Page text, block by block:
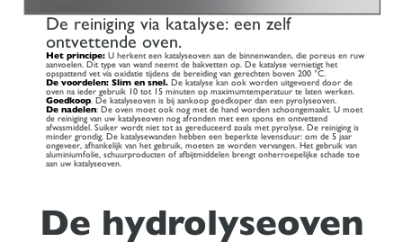
De reiniging via katalyse: een zelf
ontvettende oven.
Het principe: U herkent een katalyseoven aan de binnenwanden, die poreus en ruw
aanvoelen. Dit type van wand neemt de bakvetten op. De katalyse vernietigt het
opspattend vet via oxidatie tijdens de bereiding van gerechten boven 200 °C.
De voordelen: Slim en snel. De katalyse kan ook worden uitgevoerd door de
oven na ieder gebruik 10 tot 15 minuten op maximumtemperatuur te laten werken.
Goedkoop. De katalyseoven is bij aankoop goedkoper dan een pyrolyseoven.
De nadelen: De oven moet ook nog met de hand worden schoongemaakt. U moet
de reiniging van uw katalyseoven nog afronden met een spons en ontvettend
afwasmiddel. Suiker wordt niet tot as gereduceerd zoals met pyrolyse. De reiniging is
minder grondig. De katalysewanden hebben een beperkte levensduur: om de 5 jaar
ongeveer, afhankelijk van het gebruik, moeten ze worden vervangen. Het gebruik van
aluminiumfolie, schuurproducten of afbijtmiddelen brengt onherroepelijke schade toe
aan uw katalyseoven.
De hydrolyseoven